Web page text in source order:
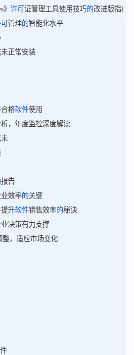
许可 证管理工具使用技巧的改进版指南
管理的智能化水平
正常安装
格软件使用
，年度监控深度解读
报告
效率的关键
升软件销售效率的秘诀
决策有力支撑
整，适应市场变化